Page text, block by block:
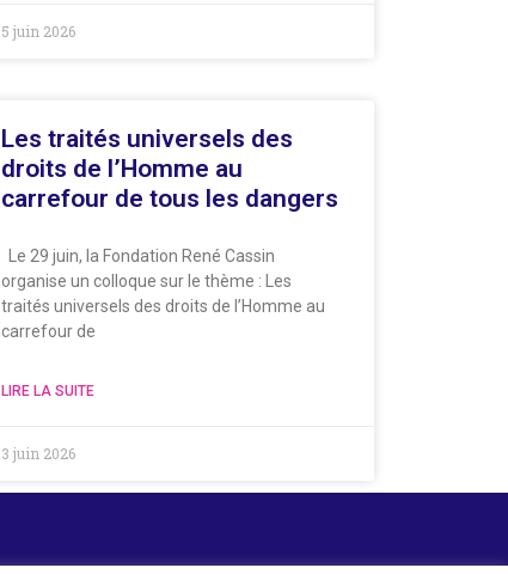
5 juin 2026
Les traités universels des
droits de l’Homme au
carrefour de tous les dangers
Le 29 juin, la Fondation René Cassin
organise un colloque sur le thème : Les
traités universels des droits de l’Homme au
carrefour de
LIRE LA SUITE
3 juin 2026